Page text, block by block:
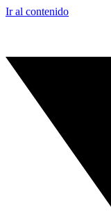
Ir al contenido